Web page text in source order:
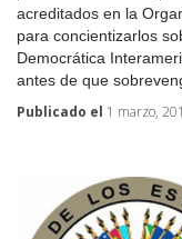
acreditados en la
para concientizarlos
Democrática
antes de que
Publicado el 1 marzo,